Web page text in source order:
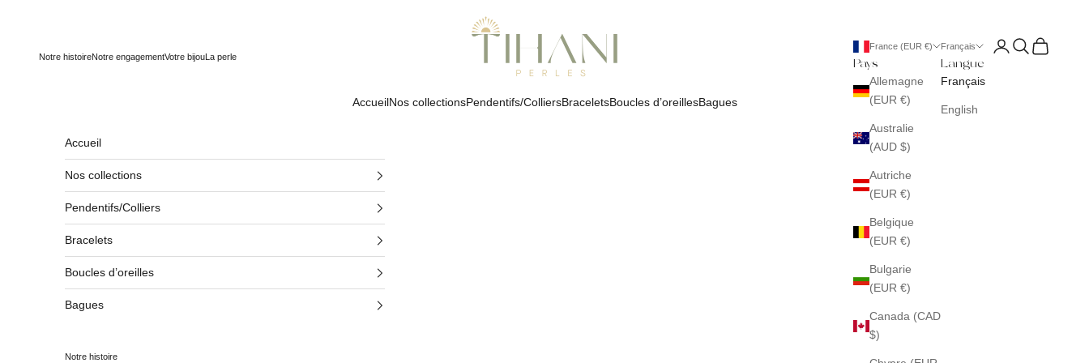
Notre histoireNotre engagementVotre bijouLa perle
Tihani Perles
AccueilNos collectionsPendentifs/ColliersBraceletsBoucles d’oreillesBagues
France (EUR €)
Pays
Allemagne
(EUR €)
Australie
(AUD $)
Autriche
(EUR €)
Belgique
(EUR €)
Bulgarie
(EUR €)
Canada (CAD
$)
Français
Langue
Français
English
Connexion
Recherche
Panier
Accueil
Nos collections
Pendentifs/Colliers
Bracelets
Boucles d’oreilles
Bagues
Notre histoire